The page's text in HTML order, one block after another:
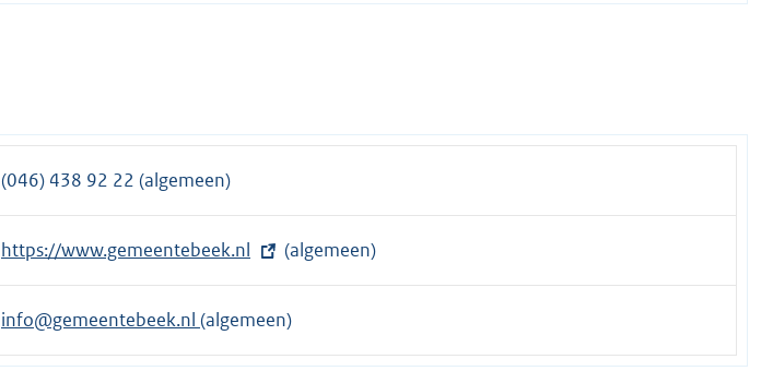
(046) 438 92 22 (algemeen)
E
x
t
r
https://www.gemeentebeek.nl (algemeen)
info@gemeentebeek.nl (algemeen)